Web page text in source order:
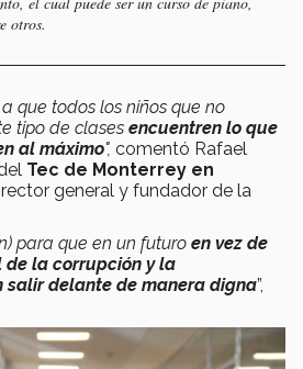
otros.
que todos los niños que no
tipo de clases encuentren lo que
al máximo", comentó Rafael
Tec de Monterrey en
general y fundador de la
para que en un futuro en vez de
la corrupción y la
salir delante de manera digna”,